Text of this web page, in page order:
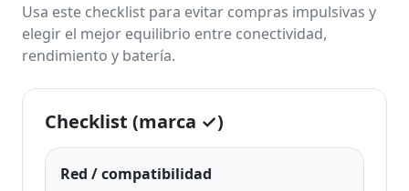
Usa este checklist para evitar compras impulsivas y
elegir el mejor equilibrio entre conectividad,
rendimiento y batería.
Checklist (marca ✓)
Red / compatibilidad